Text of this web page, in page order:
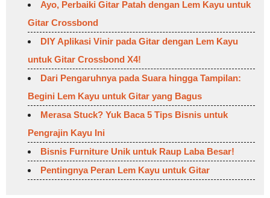
Ayo, Perbaiki Gitar Patah dengan Lem Kayu untuk
Gitar Crossbond
DIY Aplikasi Vinir pada Gitar dengan Lem Kayu
untuk Gitar Crossbond X4!
Dari Pengaruhnya pada Suara hingga Tampilan:
Begini Lem Kayu untuk Gitar yang Bagus
Merasa Stuck? Yuk Baca 5 Tips Bisnis untuk
Pengrajin Kayu Ini
Bisnis Furniture Unik untuk Raup Laba Besar!
Pentingnya Peran Lem Kayu untuk Gitar